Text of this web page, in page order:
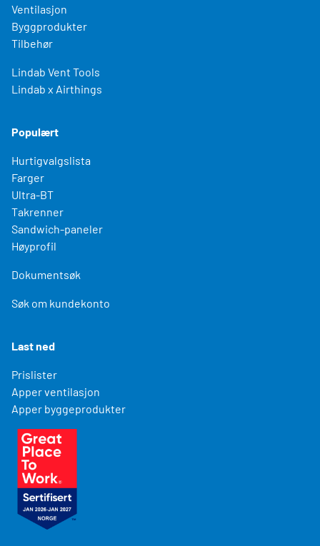
Ventilasjon
Byggprodukter
Tilbehør
Lindab Vent Tools
Lindab x Airthings
Populært
Hurtigvalgslista
Farger
Ultra-BT
Takrenner
Sandwich-paneler
Høyprofil
Dokumentsøk
Søk om kundekonto
Last ned
Prislister
Apper ventilasjon
Apper byggeprodukter